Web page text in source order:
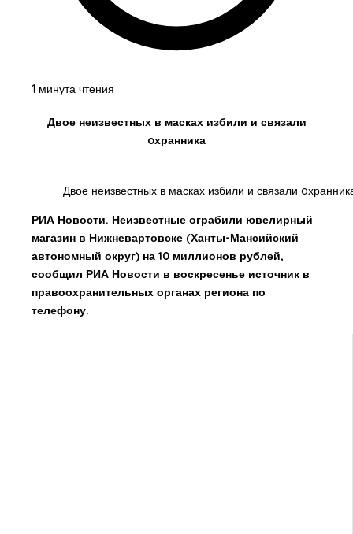
1 минута чтения
Двое неизвестных в масках избили и связали
oхранника
Двое неизвестных в масках избили и связали
РИА Новости. Неизвестные ограбили ювелирный
магазин в Нижневартовске (Ханты-Мансийский
автономный округ) на 10 миллионов рублей,
сообщил РИА Новости в воскресенье источник в
правоохранительных органах региона по
телефону.